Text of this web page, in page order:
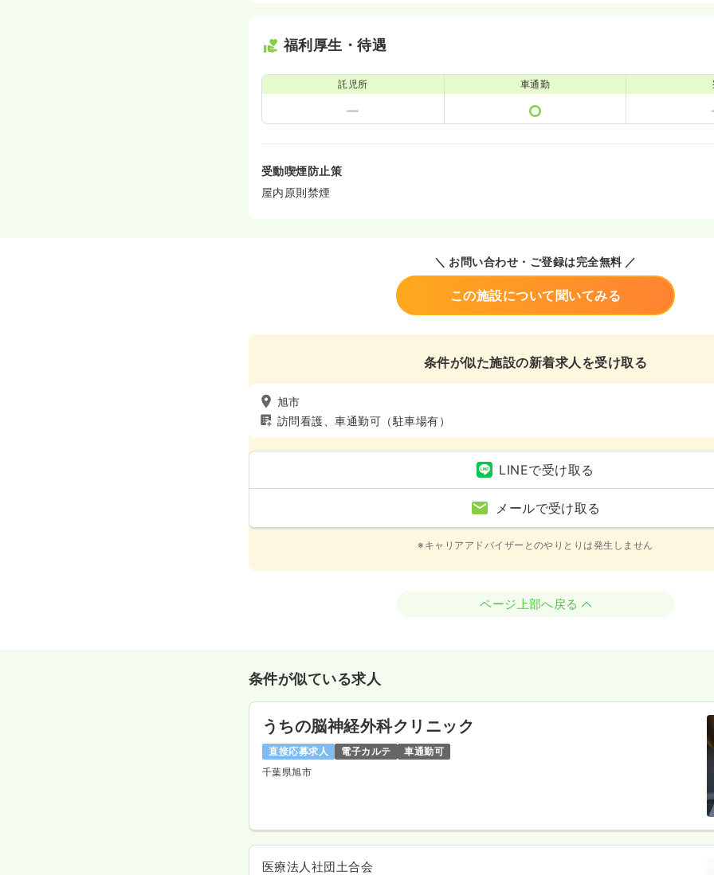
福利厚生・待遇
託児所 車通勤
受動喫煙防止策
屋内原則禁煙
＼ お問い合わせ・ご登録は完全無料 ／
この施設について聞いてみる
条件が似た施設の新着求人を受け取る
旭市
訪問看護、車通勤可（駐車場有）
LINEで受け取る
メールで受け取る
※キャリアアドバイザーとのやりとりは発生しません
ページ上部へ戻る
条件が似ている求人
うちの脳神経外科クリニック
直接応募求人 電子カルテ
車通勤可
千葉県旭市
医療法人社団土合会